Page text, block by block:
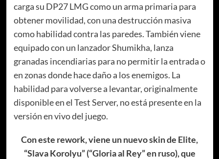
carga su DP27 LMG como un arma primaria para
obtener movilidad, con una destrucción masiva
como habilidad contra las paredes. También viene
equipado con un lanzador Shumikha, lanza
granadas incendiarias para no permitir la entrada o
en zonas donde hace daño a los enemigos. La
habilidad para volverse a levantar, originalmente
disponible en el Test Server, no está presente en la
versión en vivo del juego.
Con este rework, viene un nuevo skin de Elite,
“Slava Korolyu” (“Gloria al Rey” en ruso), que